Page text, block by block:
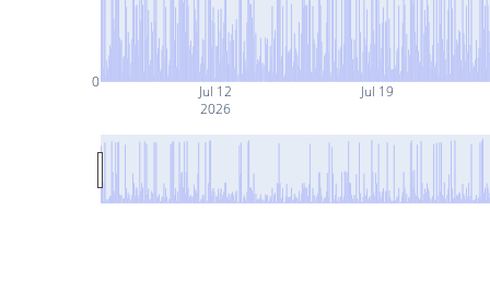
Jul 12
2026
Jul 19
0